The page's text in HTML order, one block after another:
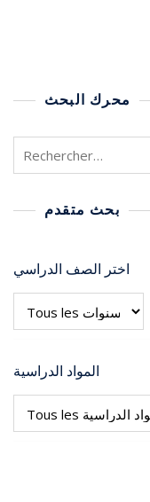
محرك البحث
بحث متقدم
اختر الصف الدراسي
المواد الدراسية